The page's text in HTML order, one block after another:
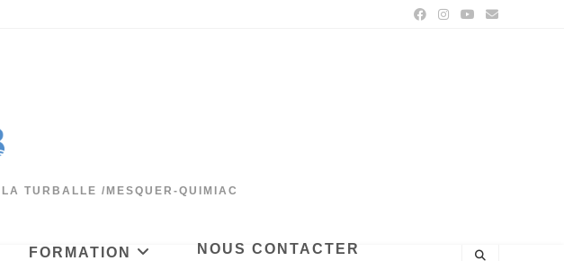
TURBALLE /MESQUER-QUIMIAC
FORMATION NOUS CONTACTER